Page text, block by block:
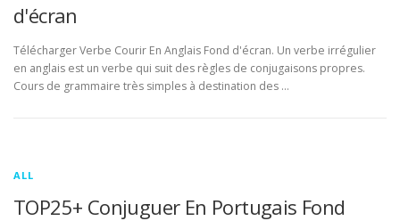
d'écran
Télécharger Verbe Courir En Anglais Fond d'écran. Un verbe irrégulier
en anglais est un verbe qui suit des règles de conjugaisons propres.
Cours de grammaire très simples à destination des …
ALL
TOP25+ Conjuguer En Portugais Fond